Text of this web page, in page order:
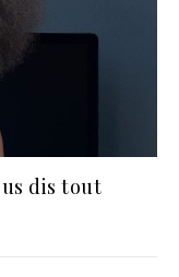
dis tout